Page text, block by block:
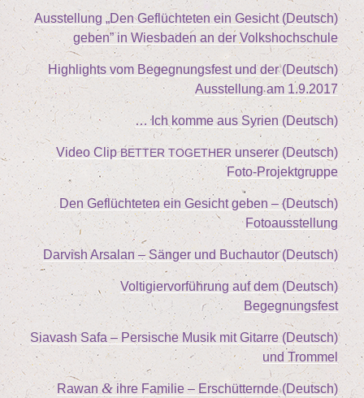
(Deutsch) Aus­stel­lung
„Den Geflüch­te­ten ein Gesicht
geben” in Wies­ba­den an der Volkshochschule
(Deutsch) High­lights vom Begeg­nungs­fest und der
Aus­stel­lung am1.9.2017
(Deutsch) Ich kom­me aus Syrien …
(Deutsch) Video Clip
BETTER TOGETHER unse­rer
Foto-Projektgruppe
(Deutsch) Den Geflüch­te­ten ein Gesicht geben –
Fotoausstellung
(Deutsch) Dar­vish Arsalan – Sän­ger und Buchautor
(Deutsch) Vol­ti­gier­vor­füh­rung auf dem
Begegnungsfest
(Deutsch) Sia­vash Safa – Per­si­sche Musik mit Gitar­re
und Trommel
(Deutsch) Rawan
& ihre Fami­lie – Erschüt­tern­de